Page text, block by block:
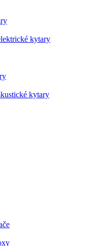
kytary
kytary